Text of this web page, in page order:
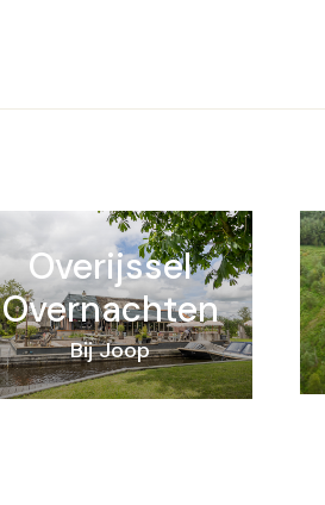
Overijssel
Overnachten
Bij Joop